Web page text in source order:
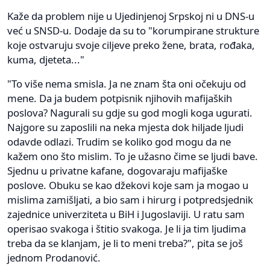
Kaže da problem nije u Ujedinjenoj Srpskoj ni u DNS-u
već u SNSD-u. Dodaje da su to "korumpirane strukture
koje ostvaruju svoje ciljeve preko žene, brata, rođaka,
kuma, djeteta..."
"To više nema smisla. Ja ne znam šta oni očekuju od
mene. Da ja budem potpisnik njihovih mafijaških
poslova? Nagurali su gdje su god mogli koga ugurati.
Najgore su zaposlili na neka mjesta dok hiljade ljudi
odavde odlazi. Trudim se koliko god mogu da ne
kažem ono što mislim. To je užasno čime se ljudi bave.
Sjednu u privatne kafane, dogovaraju mafijaške
poslove. Obuku se kao džekovi koje sam ja mogao u
mislima zamišljati, a bio sam i hirurg i potpredsjednik
zajednice univerziteta u BiH i Jugoslaviji. U ratu sam
operisao svakoga i štitio svakoga. Je li ja tim ljudima
treba da se klanjam, je li to meni treba?", pita se još
jednom Prodanović.